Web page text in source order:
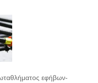
εφήβων-